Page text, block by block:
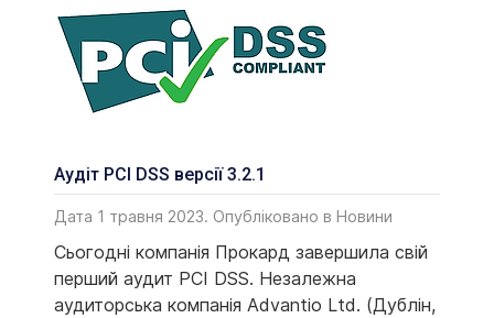
Аудіт PCI DSS версії 3.2.1
Дата 1 травня 2023. Опубліковано в Новини
Сьогодні компанія Прокард завершила свій
перший аудит PCI DSS. Незалежна
аудиторська компанія Advantio Ltd. (Дублін,